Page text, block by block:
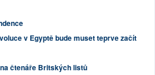
v Egyptě bude muset teprve začít
čtenáře Britských listů